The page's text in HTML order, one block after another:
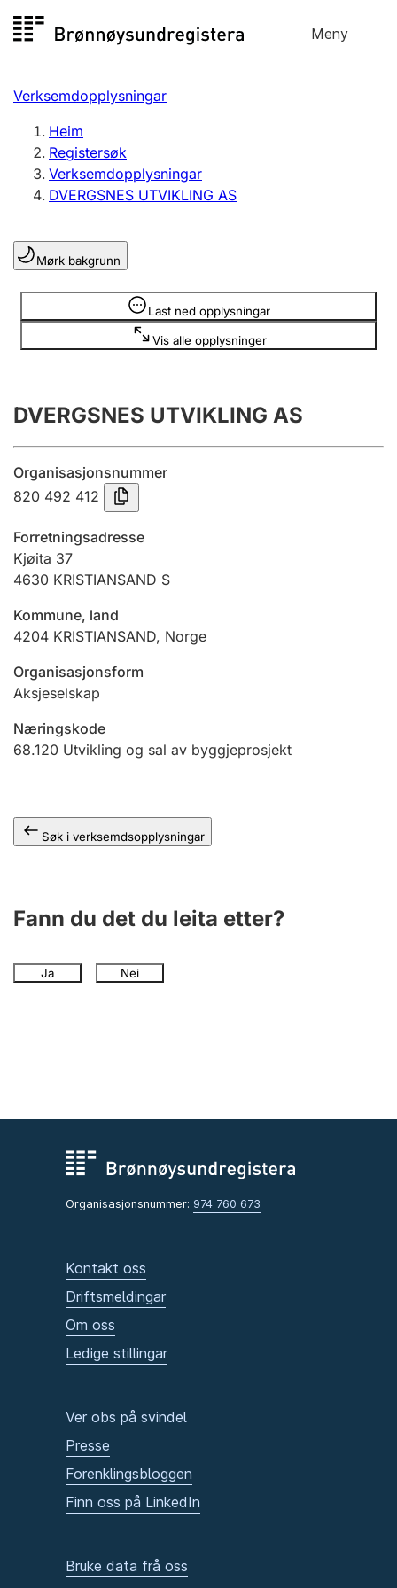
til
Meny
Registersøk
Aksjeselskap
Enkeltpersonføretak
Registrere, endre, slette
Lag og foreining
Registrere, endre, slette
Årsrekneskap
Innsending og forseinkingsgebyr
Tinglysing
Jeger
Ektepaktrettleiaren
Andre tema
Verksemdopplysningar
Heim
Registersøk
Verksemdopplysningar
DVERGSNES UTVIKLING AS
Mørk bakgrunn
Last ned opplysningar
Vis alle opplysninger
Opplysninger er skjult
DVERGSNES UTVIKLING AS
Organisasjonsnummer
820 492 412
Forretningsadresse
Kjøita 37
4630 KRISTIANSAND S
Kommune, land
4204 KRISTIANSAND, Norge
Organisasjonsform
Aksjeselskap
Næringskode
68.120 Utvikling og sal av byggjeprosjekt
Søk i verksemdsopplysningar
Fann du det du leita etter?
Ja Nei
Organisasjonsnummer: 974 760 673
Kontakt oss
Driftsmeldingar
Om oss
Ledige stillingar
Ver obs på svindel
Presse
Forenklingsbloggen
Finn oss på LinkedIn
Bruke data frå oss